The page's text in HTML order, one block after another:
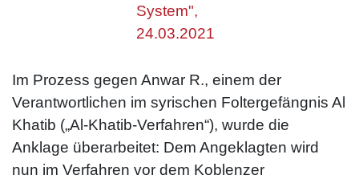
System",
24.03.2021
Im Prozess gegen Anwar R., einem der
Verantwortlichen im syrischen Foltergefängnis Al
Khatib („Al-Khatib-Verfahren“), wurde die
Anklage überarbeitet: Dem Angeklagten wird
nun im Verfahren vor dem Koblenzer